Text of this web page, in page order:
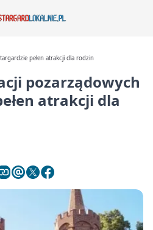
pełen atrakcji dla rodzin
pozarządowych
atrakcji dla